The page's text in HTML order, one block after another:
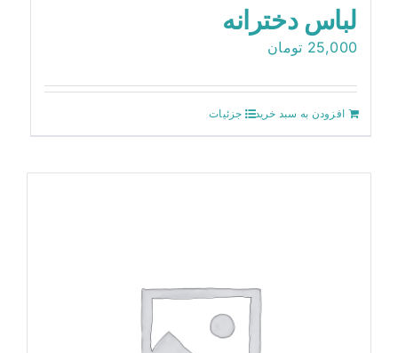
لباس دخترانه
25,000 تومان
افزودن به سبد خرید جزئیات